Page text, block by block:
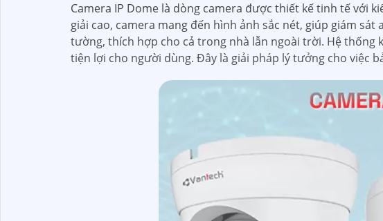
Camera IP Dome là dòng camera được thiết kế tinh tế với
giải cao, camera mang đến hình ảnh sắc nét, giúp giám
tường, thích hợp cho cả trong nhà lẫn ngoài trời. Hệ thống
tiện lợi cho người dùng. Đây là giải pháp lý tưởng cho việc